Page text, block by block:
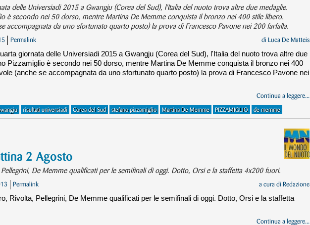
delle Universiadi 2015 a Gwangju (Corea del Sud), l'Italia del nuoto trova altre due medaglie.
è secondo nei 50 dorso, mentre Martina De Memme conquista il bronzo nei 400 stile libero.
accompagnata da uno sfortunato quarto posto) la prova di Francesco Pavone nei 200 farfalla.
Permalink di Luca De Matteis
giornata delle Universiadi 2015 a Gwangju (Corea del Sud), l'Italia del nuoto trova altre due
Pizzamiglio è secondo nei 50 dorso, mentre Martina De Memme conquista il bronzo nei 400
(anche se accompagnata da uno sfortunato quarto posto) la prova di Francesco Pavone nei
Continua a leggere...
risultati universiadi Corea del Sud stefano pizzamiglio Martina De Memme PIZZAMIGLIO de memme
2 Agosto
De Memme qualificati per le semifinali di oggi. Dotto, Orsi e la staffetta 4x200 fuori.
Permalink a cura di Redazione
Rivolta, Pellegrini, De Memme qualificati per le semifinali di oggi. Dotto, Orsi e la staffetta
Continua a leggere...